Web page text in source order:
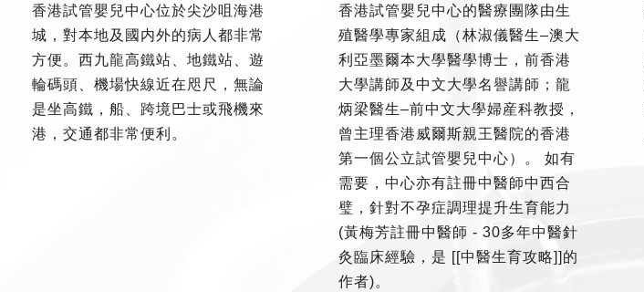
香港試管嬰兒中心位於尖沙咀海港
城，對本地及國内外的病人都非常
方便。西九龍高鐵站、地鐵站、遊
輪碼頭、機場快線近在咫尺，無論
是坐高鐵，船、跨境巴士或飛機來
港，交通都非常便利。
香港試管嬰兒中心的醫療團隊由生
殖醫學專家組成（林淑儀醫生–澳大
利亞墨爾本大學醫學博士，前香港
大學講師及中文大學名譽講師；龍
炳梁醫生–前中文大學婦産科教授，
曾主理香港威爾斯親王醫院的香港
第一個公立試管嬰兒中心）。 如有
需要，中心亦有註冊中醫師中西合
璧，針對不孕症調理提升生育能力
(黃梅芳註冊中醫師 - 30多年中醫針
灸臨床經驗，是 [[中醫生育攻略]]的
作者)。